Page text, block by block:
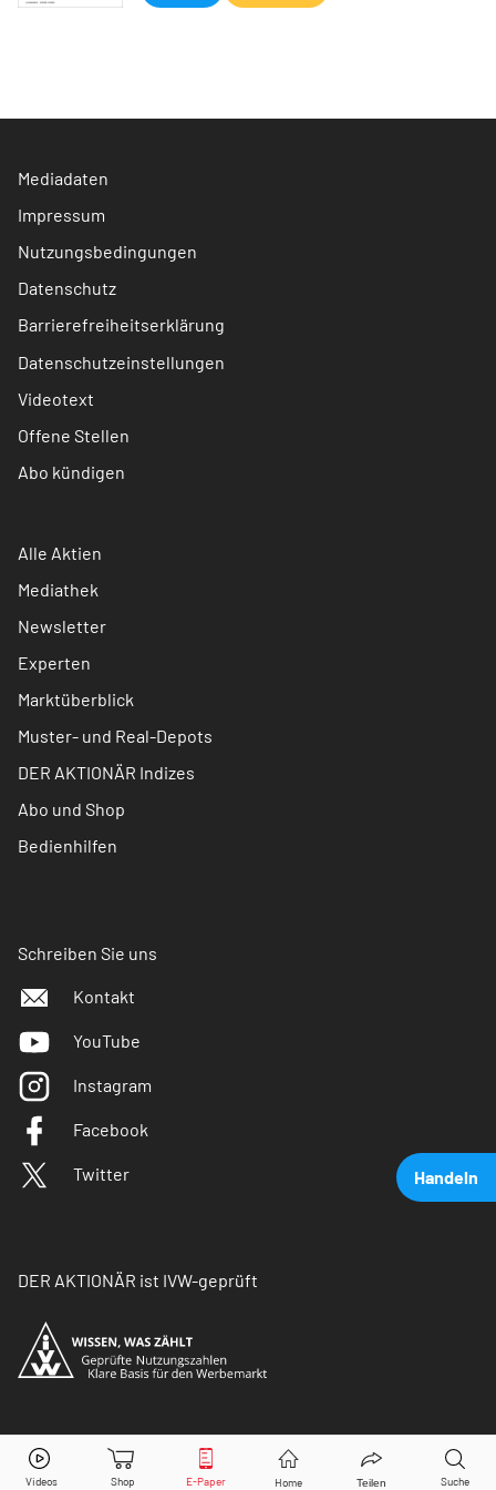
Handeln
BB Biotech Aktie jetzt handeln?
Mediadaten
Impressum
Nutzungsbedingungen
Datenschutz
Barrierefreiheitserklärung
Datenschutzeinstellungen
Videotext
Offene Stellen
Abo kündigen
Alle Aktien
Mediathek
Newsletter
Experten
Marktüberblick
Muster- und Real-Depots
DER AKTIONÄR Indizes
Abo und Shop
Bedienhilfen
Schreiben Sie uns
Kontakt
YouTube
Instagram
Facebook
Twitter
DER AKTIONÄR ist IVW-geprüft
© Copyright 2026 Börsenmedien AG. Alle Rechte